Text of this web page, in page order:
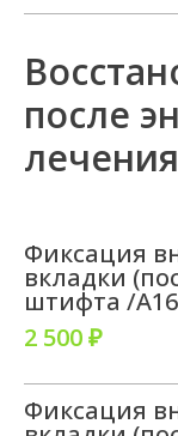
после
лечения
Фиксация
вкладки
штифта /
2 500 ₽
Фиксация